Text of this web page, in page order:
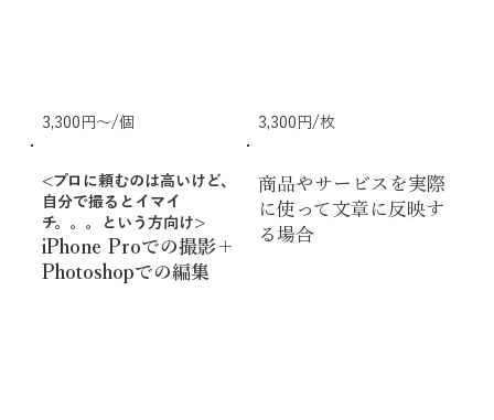
3,300円〜/個 3,300円/枚
<プロに頼むのは高いけど、
自分で撮るとイマイ
チ。。。という方向け>
iPhone Proでの撮影＋
Photoshopでの編集
商品やサービスを実際
に使って文章に反映す
る場合